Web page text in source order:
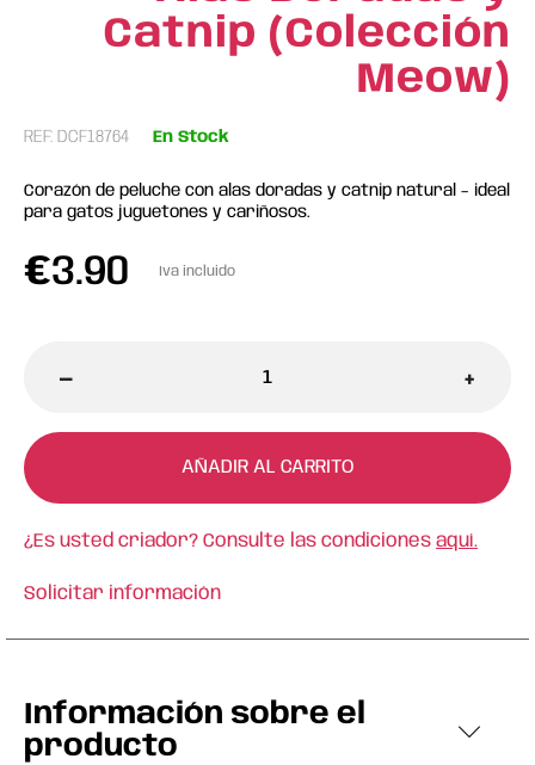
Catnip (Colección
Meow)
REF: DCF18764 En Stock
Corazón de peluche con alas doradas y catnip natural – ideal
para gatos juguetones y cariñosos.
€3.90 Iva incluido
- +
AÑADIR AL CARRITO
¿Es usted criador? Consulte las condiciones aquí.
Solicitar información
Información sobre el
producto